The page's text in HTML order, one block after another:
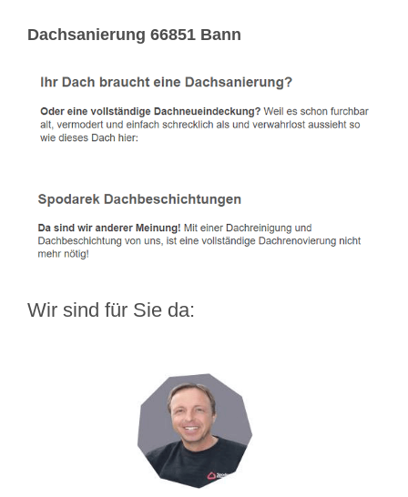
Dachsanierung 66851 Bann
Wir sind für Sie da: